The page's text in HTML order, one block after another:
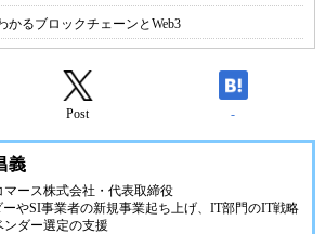
かるブロックチェーンとWeb3
Post -
義
マース株式会社 ・代表取締役
やSI事業者の新規事業起ち上げ、IT部門のIT戦略
ンダー選定の支援